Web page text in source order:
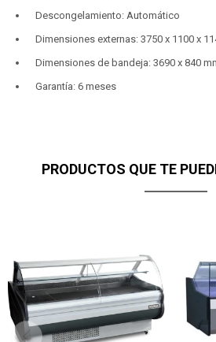
Descongelamiento: Automático
Dimensiones externas: 3750 x 1100 x
Dimensiones de bandeja: 3690 x 840
Garantía: 6 meses
PRODUCTOS QUE TE